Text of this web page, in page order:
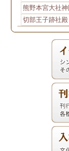
熊野本宮大社
切部王子跡社殿